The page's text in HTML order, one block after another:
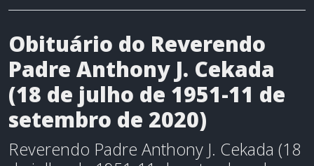
Obituário do Reverendo
Padre Anthony J. Cekada
(18 de julho de 1951-11 de
setembro de 2020)
Reverendo Padre Anthony J. Cekada (18